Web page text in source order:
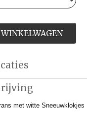
leverancier
(l,b,h)met witte Sneeuwklokjes